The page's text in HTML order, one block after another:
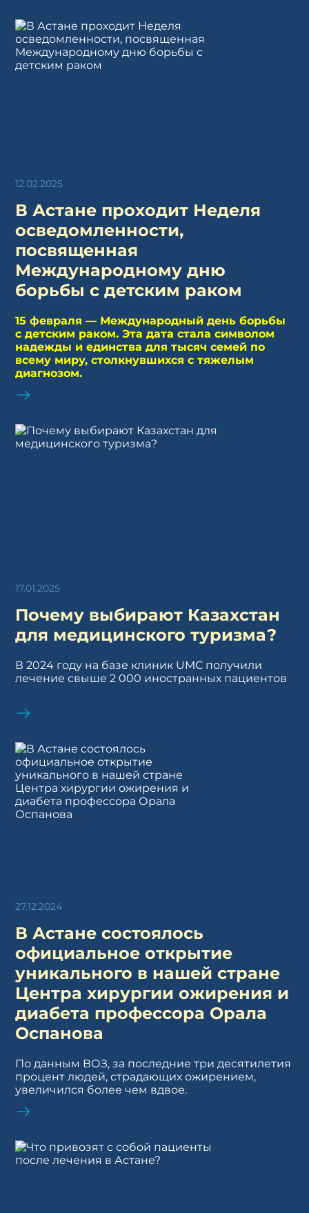
12.02.2025
В Астане проходит Неделя
осведомленности,
посвященная
Международному дню
борьбы с детским раком
15 февраля — Международный день борьбы
с детским раком. Эта дата стала символом
надежды и единства для тысяч семей по
всему миру, столкнувшихся с тяжелым
диагнозом.
17.01.2025
Почему выбирают Казахстан
для медицинского туризма?
В 2024 году на базе клиник UMC получили
лечение свыше 2 000 иностранных пациентов
27.12.2024
В Астане состоялось
официальное открытие
уникального в нашей стране
Центра хирургии ожирения и
диабета профессора Орала
Оспанова
По данным ВОЗ, за последние три десятилетия
процент людей, страдающих ожирением,
увеличился более чем вдвое.